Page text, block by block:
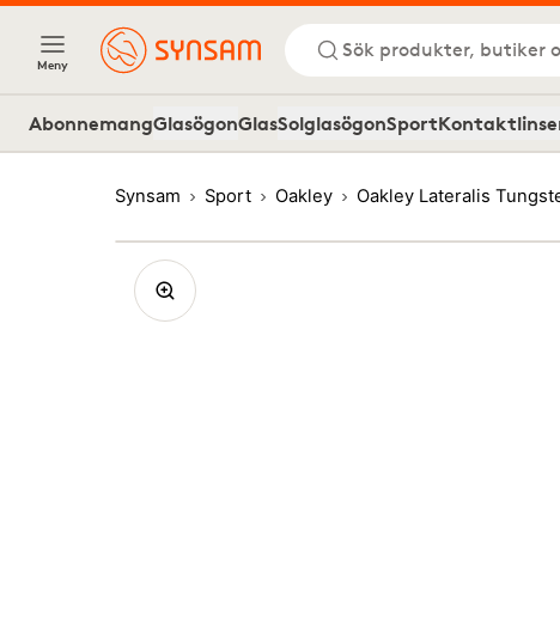
Meny
Sök produkter, butiker
AbonnemangGlasögonGlasSolglasögonSport
Synsam Sport Oakley Oakley Lateralis